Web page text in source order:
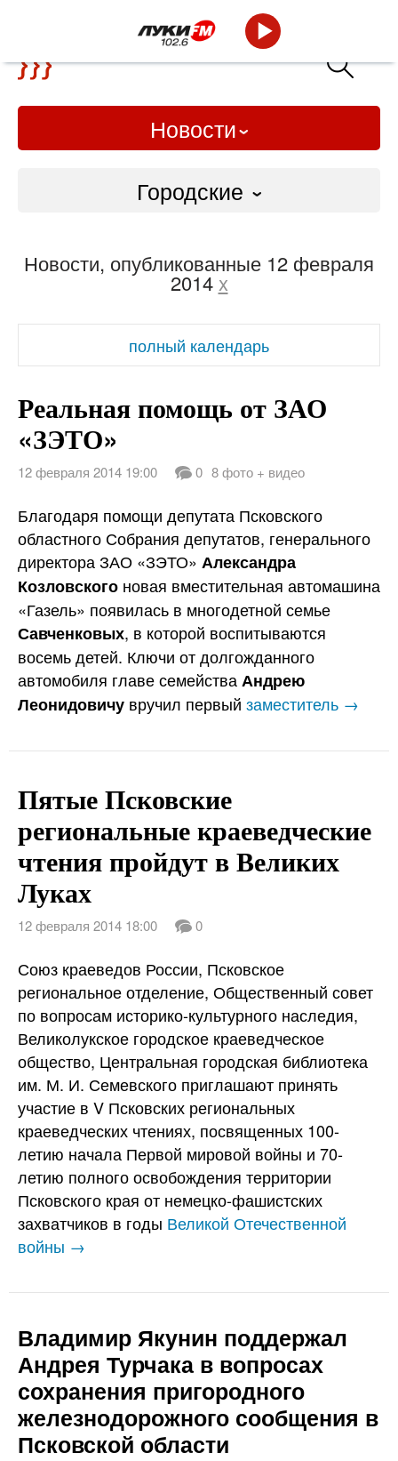
Новости
Городские
Слово Дело
Народные
ВТРК
Новости, опубликованные 12 февраля
2014 x
полный календарь
Реальная помощь от ЗАО
«ЗЭТО»
12 февраля 2014 19:00 0 8 фото + видео
Благодаря помощи депутата Псковского
областного Собрания депутатов, генерального
директора ЗАО «ЗЭТО» Александра
Козловского новая вместительная автомашина
«Газель» появилась в многодетной семье
Савченковых, в которой воспитываются
восемь детей. Ключи от долгожданного
автомобиля главе семействаАндрею
Леонидовичу вручил первый заместитель →
Пятые Псковские
региональные краеведческие
чтения пройдут в Великих
Луках
12 февраля 2014 18:00 0
Союз краеведов России, Псковское
региональное отделение, Общественный совет
по вопросам историко-культурного наследия,
Великолукское городское краеведческое
общество, Центральная городская библиотека
им. М. И. Семевского приглашают принять
участие в V Псковских региональных
краеведческих чтениях, посвященных 100-
летию начала Первой мировой войны и 70-
летию полного освобождения территории
Псковского края от немецко-фашистских
захватчиков в годы Великой Отечественной
войны →
Владимир Якунин поддержал
Андрея Турчака в вопросах
сохранения пригородного
железнодорожного сообщения в
Псковской области